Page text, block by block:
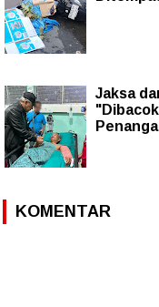
Jaksa
KOMENTAR